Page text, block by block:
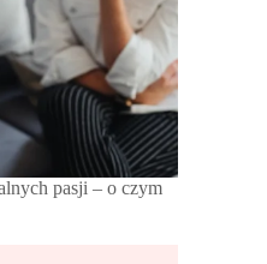
pasji – o czym